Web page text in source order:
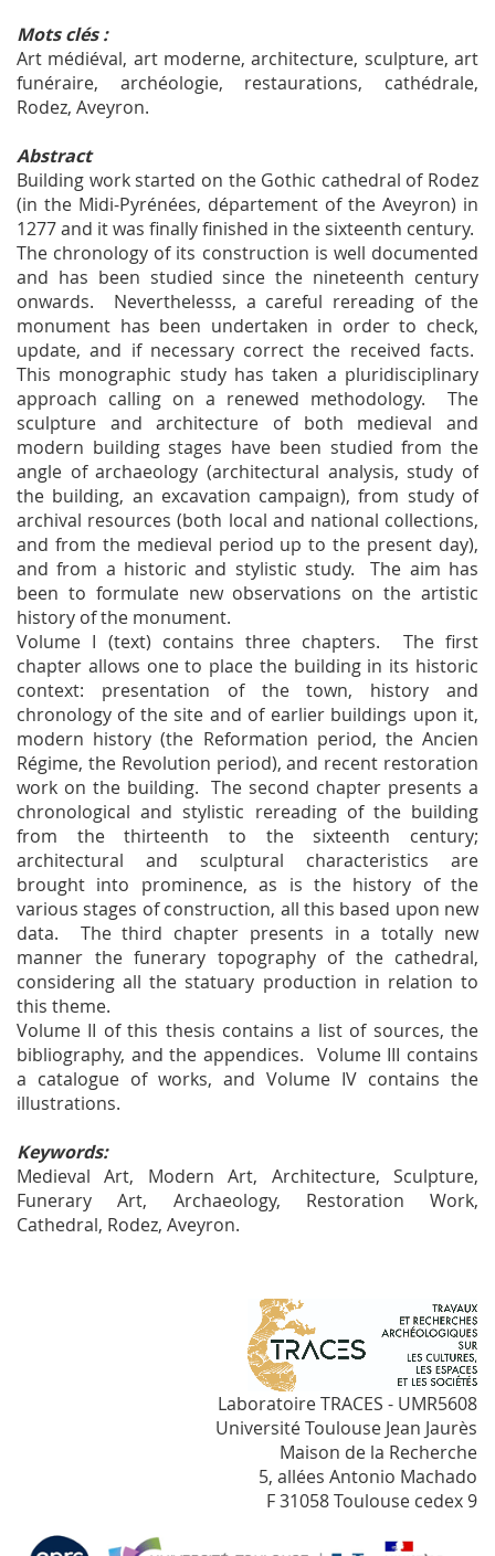
Mots clés :
Art médiéval, art moderne, architecture, sculpture, art
funéraire, archéologie, restaurations, cathédrale,
Rodez, Aveyron.
Abstract
Building work started on the Gothic cathedral of Rodez
(in the Midi-Pyrénées, département of the Aveyron) in
1277 and it was finally finished in the sixteenth century.
The chronology of its construction is well documented
and has been studied since the nineteenth century
onwards. Neverthelesss, a careful rereading of the
monument has been undertaken in order to check,
update, and if necessary correct the received facts.
This monographic study has taken a pluridisciplinary
approach calling on a renewed methodology. The
sculpture and architecture of both medieval and
modern building stages have been studied from the
angle of archaeology (architectural analysis, study of
the building, an excavation campaign), from study of
archival resources (both local and national collections,
and from the medieval period up to the present day),
and from a historic and stylistic study. The aim has
been to formulate new observations on the artistic
history of the monument.
Volume I (text) contains three chapters. The first
chapter allows one to place the building in its historic
context: presentation of the town, history and
chronology of the site and of earlier buildings upon it,
modern history (the Reformation period, the Ancien
Régime, the Revolution period), and recent restoration
work on the building. The second chapter presents a
chronological and stylistic rereading of the building
from the thirteenth to the sixteenth century;
architectural and sculptural characteristics are
brought into prominence, as is the history of the
various stages of construction, all this based upon new
data. The third chapter presents in a totally new
manner the funerary topography of the cathedral,
considering all the statuary production in relation to
this theme.
Volume II of this thesis contains a list of sources, the
bibliography, and the appendices. Volume III contains
a catalogue of works, and Volume IV contains the
illustrations.
Keywords:
Medieval Art, Modern Art, Architecture, Sculpture,
Funerary Art, Archaeology, Restoration Work,
Cathedral, Rodez, Aveyron.
Laboratoire TRACES - UMR5608
Université Toulouse Jean Jaurès
Maison de la Recherche
5, allées Antonio Machado
F 31058 Toulouse cedex 9